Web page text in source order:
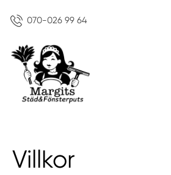
070-026 99 64
Villkor